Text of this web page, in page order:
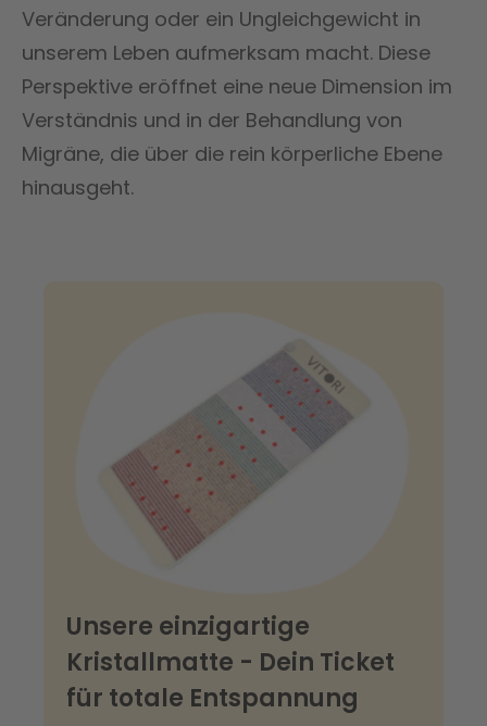
Veränderung oder ein Ungleichgewicht in
unserem Leben aufmerksam macht. Diese
Perspektive eröffnet eine neue Dimension im
Verständnis und in der Behandlung von
Migräne, die über die rein körperliche Ebene
hinausgeht.
Unsere einzigartige
Kristallmatte - Dein Ticket
für totale Entspannung